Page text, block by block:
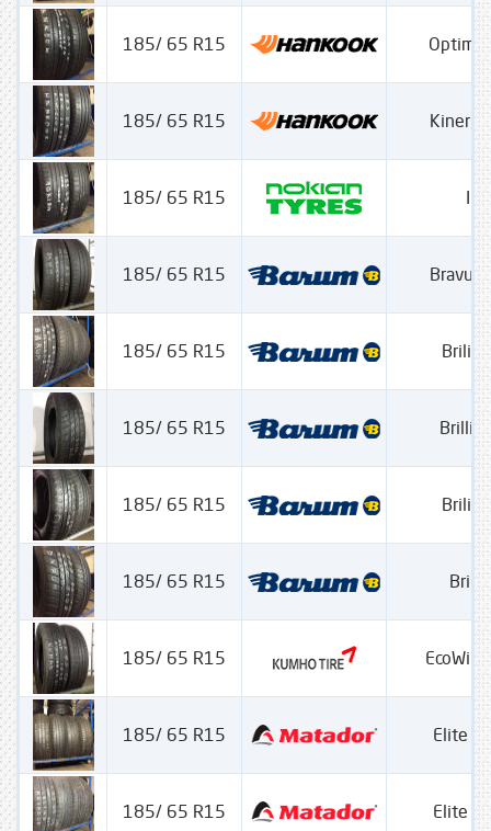
185/ 65 R15 Optima
185/ 65 R15
185/ 65 R15
185/ 65 R15
185/ 65 R15
185/ 65 R15
185/ 65 R15
185/ 65 R15
185/ 65 R15
185/ 65 R15 Elite 3
185/ 65 R15 Elite 3